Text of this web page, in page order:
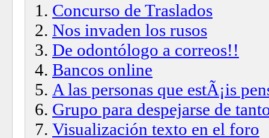
Concurso de Traslados
Nos invaden los rusos
De odontólogo a correos!!
Bancos online
A las personas que estÃ¡is
Grupo para despejarse de
Visualización texto en el foro